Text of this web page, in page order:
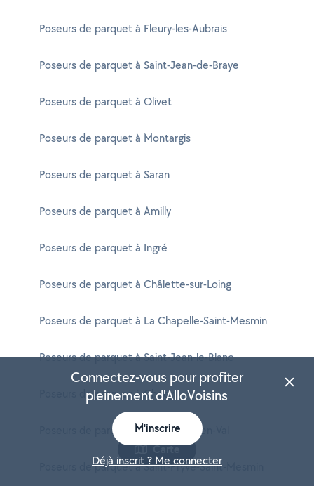
Poseurs de parquet à Fleury-les-Aubrais
Poseurs de parquet à Saint-Jean-de-Braye
Poseurs de parquet à Olivet
Poseurs de parquet à Montargis
Poseurs de parquet à Saran
Poseurs de parquet à Amilly
Poseurs de parquet à Ingré
Poseurs de parquet à Châlette-sur-Loing
Poseurs de parquet à La Chapelle-Saint-Mesmin
Poseurs de parquet à Saint-Jean-le-Blanc
Poseurs de parquet à Chécy
Poseurs de parquet à Saint-Denis-en-Val
Poseurs de parquet à Saint-Pryvé-Saint-Mesmin
Carte
Connectez-vous pour profiter
pleinement d'AlloVoisins
M'inscrire
Déjà inscrit ? Me connecter